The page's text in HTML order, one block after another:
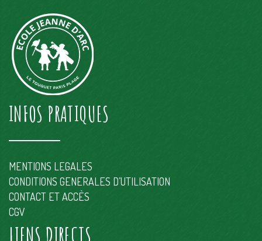
INFOS PRATIQUES
MENTIONS LEGALES
CONDITIONS GENERALES D’UTILISATION
CONTACT ET ACCÈS
CGV
LIENS DIRECTS